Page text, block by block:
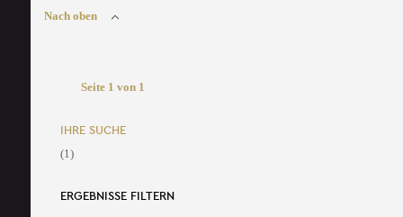
Nach oben
Seite 1 von 1
IHRE SUCHE
(1)
ERGEBNISSE FILTERN